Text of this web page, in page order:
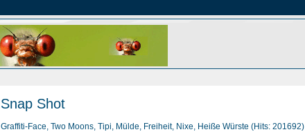
Snap Shot
Graffiti-Face, Two Moons, Tipi, Mülde, Freiheit, Nixe, Heiße Würste (Hits: 201692)